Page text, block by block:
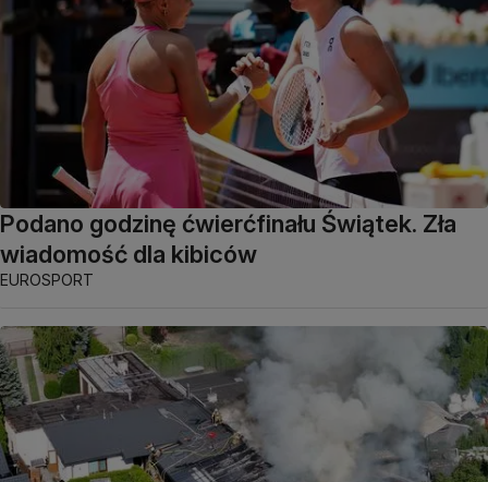
Podano godzinę ćwierćfinału Świątek. Zła
wiadomość dla kibiców
EUROSPORT